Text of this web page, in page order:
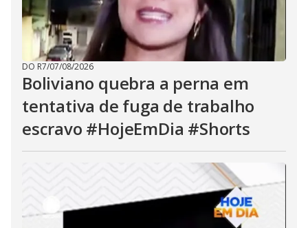
DO R7/07/08/2026
Boliviano quebra a perna em
tentativa de fuga de trabalho
escravo #HojeEmDia #Shorts